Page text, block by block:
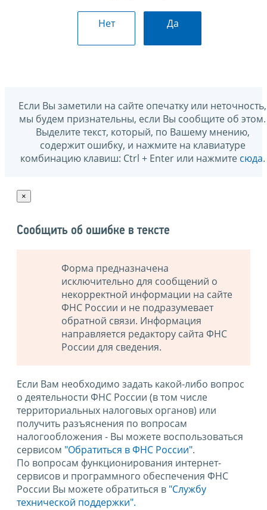
Нет Да
Если Вы заметили на сайте опечатку или неточность,
мы будем признательны, если Вы сообщите об этом.
Выделите текст, который, по Вашему мнению,
содержит ошибку, и нажмите на клавиатуре
комбинацию клавиш: Ctrl + Enter или нажмите сюда.
×
Сообщить об ошибке в тексте
Форма предназначена
исключительно для сообщений о
некорректной информации на сайте
ФНС России и не подразумевает
обратной связи. Информация
направляется редактору сайта ФНС
России для сведения.
Если Вам необходимо задать какой-либо вопрос
о деятельности ФНС России (в том числе
территориальных налоговых органов) или
получить разъяснения по вопросам
налогообложения - Вы можете воспользоваться
сервисом "Обратиться в ФНС России".
По вопросам функционирования интернет-
сервисов и программного обеспечения ФНС
России Вы можете обратиться в "Службу
технической поддержки".